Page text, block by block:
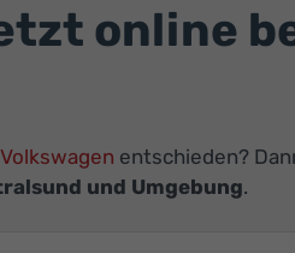
online
Volkswagen entschieden?
und Umgebung.